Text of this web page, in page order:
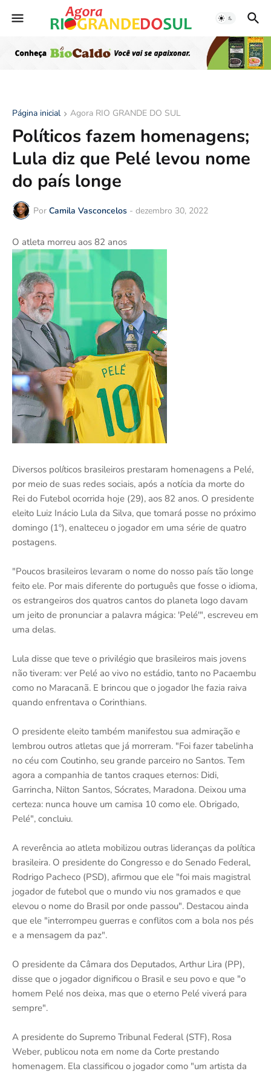
Página inicial Agora RIO GRANDE DO SUL
Políticos fazem homenagens;
Lula diz que Pelé levou nome
do país longe
Por Camila Vasconcelos - dezembro 30, 2022
O atleta morreu aos 82 anos
Diversos políticos brasileiros prestaram homenagens a Pelé,
por meio de suas redes sociais, após a notícia da morte do
Rei do Futebol ocorrida hoje (29), aos 82 anos. O presidente
eleito Luiz Inácio Lula da Silva, que tomará posse no próximo
domingo (1º), enalteceu o jogador em uma série de quatro
postagens.
"Poucos brasileiros levaram o nome do nosso país tão longe
feito ele. Por mais diferente do português que fosse o idioma,
os estrangeiros dos quatros cantos do planeta logo davam
um jeito de pronunciar a palavra mágica: 'Pelé'", escreveu em
uma delas.
Lula disse que teve o privilégio que brasileiros mais jovens
não tiveram: ver Pelé ao vivo no estádio, tanto no Pacaembu
como no Maracanã. E brincou que o jogador lhe fazia raiva
quando enfrentava o Corinthians.
O presidente eleito também manifestou sua admiração e
lembrou outros atletas que já morreram. "Foi fazer tabelinha
no céu com Coutinho, seu grande parceiro no Santos. Tem
agora a companhia de tantos craques eternos: Didi,
Garrincha, Nilton Santos, Sócrates, Maradona. Deixou uma
certeza: nunca houve um camisa 10 como ele. Obrigado,
Pelé", concluiu.
A reverência ao atleta mobilizou outras lideranças da política
brasileira. O presidente do Congresso e do Senado Federal,
Rodrigo Pacheco (PSD), afirmou que ele "foi mais magistral
jogador de futebol que o mundo viu nos gramados e que
elevou o nome do Brasil por onde passou". Destacou ainda
que ele "interrompeu guerras e conflitos com a bola nos pés
e a mensagem da paz".
O presidente da Câmara dos Deputados, Arthur Lira (PP),
disse que o jogador dignificou o Brasil e seu povo e que "o
homem Pelé nos deixa, mas que o eterno Pelé viverá para
sempre".
A presidente do Supremo Tribunal Federal (STF), Rosa
Weber, publicou nota em nome da Corte prestando
homenagem. Ela classificou o jogador como "um artista da